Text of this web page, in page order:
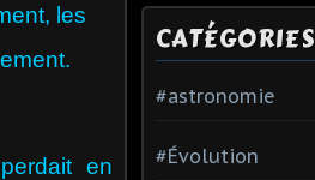
les
en
CATÉGORIES
#astronomie
#Évolution